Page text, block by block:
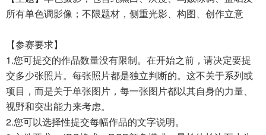
所有单色调影像；不限题材，侧重光影、构图、创作立意
【参赛要求】
1.您可提交的作品数量没有限制。在开始之前，请决定要提
交多少张照片。每张照片都是独立判断的。这不关于系列或
项目，而是关于单张图片，每一张图片都以其自身的力量、
视野和突出能力来考虑。
2.您可以选择性提交每幅作品的文字说明。